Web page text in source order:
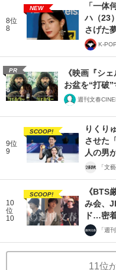
8位
8
NEW
「一体
ハ（23
さげた
K-
PR
《映画『シ
お盆を“打破
週刊文春
9位
9
SCOOP!
りくり
させた
人の男
「文
10
位
10
SCOOP!
《BTS
み会、
ド…密
「週
11位